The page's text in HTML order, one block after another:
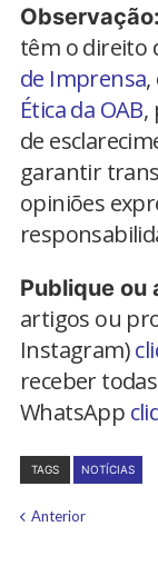
Observação:
têm o direito
de Imprensa,
Ética da OAB,
de
garantir
opiniões
Publique ou
artigos ou
Instagram)
receber
WhatsApp
TAGS NOTÍCIAS
Anterior